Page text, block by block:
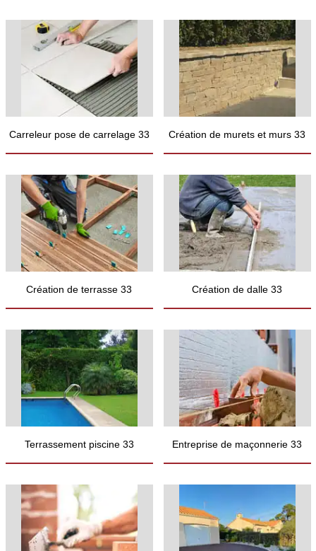
Carreleur pose de carrelage 33 Création de murets et murs 33
Création de terrasse 33 Création de dalle 33
Terrassement piscine 33 Entreprise de maçonnerie 33